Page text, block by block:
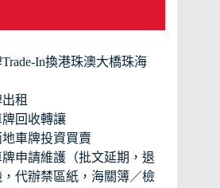
In換港珠澳大橋珠海
租
回收轉讓
車牌投資買賣
申請維護（批文延期，退
代辦禁區紙，海關簿／檢